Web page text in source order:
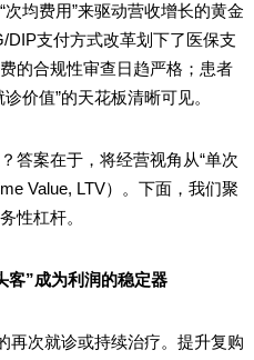
均费用”来驱动营收增长的黄金
DIP支付方式改革划下了医保支
的合规性审查日趋严格；患者
价值”的天花板清晰可见。
案在于，将经营视角从“单次
Value, LTV）。下面，我们聚
性杠杆。
”成为利润的稳定器
次就诊或持续治疗。提升复购